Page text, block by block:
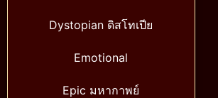
Dystopian ดิสโทเปีย
Emotional
Epic มหากาพย์